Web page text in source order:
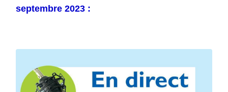
septembre 2023 :